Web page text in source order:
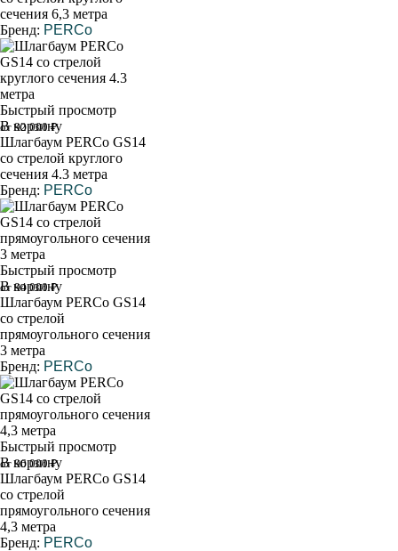
сечения 6,3 метра
Бренд: PERCo
Быстрый просмотр
В корзину
от 92 000 ₽
Шлагбаум PERCo GS14
со стрелой круглого
сечения 4.3 метра
Бренд: PERCo
Быстрый просмотр
В корзину
от 94 000 ₽
Шлагбаум PERCo GS14
со стрелой
прямоугольного сечения
3 метра
Бренд: PERCo
Быстрый просмотр
В корзину
от 96 000 ₽
Шлагбаум PERCo GS14
со стрелой
прямоугольного сечения
4,3 метра
Бренд: PERCo